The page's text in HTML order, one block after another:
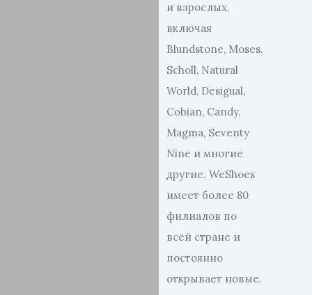
и взрослых,
включая
Blundstone, Moses,
Scholl, Natural
World, Desigual,
Cobian, Candy,
Magma, Seventy
Nine и многие
другие. WeShoes
имеет более 80
филиалов по
всей стране и
постоянно
открывает новые.